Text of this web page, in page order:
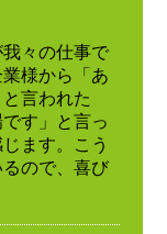
々の仕事で
様から「あ
言われた
す」と言っ
ます。こう
ので、喜び